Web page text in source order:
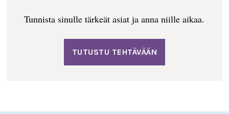
Tunnista sinulle tärkeät asiat ja anna niille aikaa.
TUTUSTU TEHTÄVÄÄN